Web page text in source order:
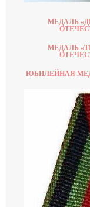
МЕДАЛЬ
МЕДАЛЬ
ЮБИЛЕЙНАЯ